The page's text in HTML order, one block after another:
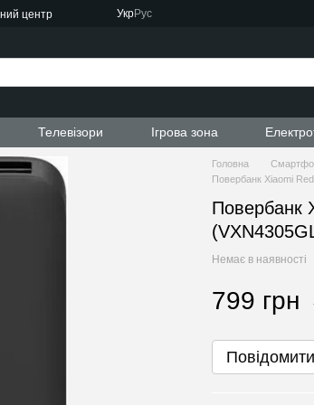
центр
УкрРус
Телевізори Ігрова зона
Головна
Повербанк Xiaomi
Повербанк
Немає в наявності
799 грн